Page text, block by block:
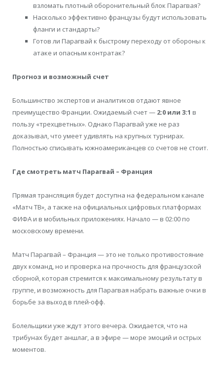
взломать плотный оборонительный блок Парагвая?
Насколько эффективно французы будут использовать
фланги и стандарты?
Готов ли Парагвай к быстрому переходу от обороны к
атаке и опасным контратак?
Прогноз и возможный счет
Большинство экспертов и аналитиков отдают явное
преимущество Франции. Ожидаемый счет — 2:0 или 3:1 в
пользу «трехцветных». Однако Парагвай уже не раз
доказывал, что умеет удивлять на крупных турнирах.
Полностью списывать южноамериканцев со счетов не стоит.
Где смотреть матч Парагвай – Франция
Прямая трансляция будет доступна на федеральном канале
«Матч ТВ», а также на официальных цифровых платформах
ФИФА и в мобильных приложениях. Начало — в 02:00 по
московскому времени.
Матч Парагвай – Франция — это не только противостояние
двух команд, но и проверка на прочность для французской
сборной, которая стремится к максимальному результату в
группе, и возможность для Парагвая набрать важные очки в
борьбе за выход в плей-офф.
Болельщики уже ждут этого вечера. Ожидается, что на
трибунах будет аншлаг, а в эфире — море эмоций и острых
моментов.